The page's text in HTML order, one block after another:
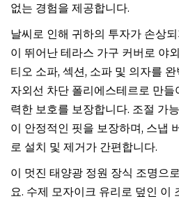
없는 경험을 제공합니다.
날씨로 인해 귀하의 투자가 손상
이 뛰어난 테라스 가구 커버로 야
티오 소파, 섹션, 소파 및 의자를
자외선 차단 폴리에스테르로 만
력한 보호를 보장합니다. 조절 가
이 안정적인 핏을 보장하며, 스냅
로 설치 및 제거가 간편합니다.
이 멋진 태양광 정원 장식 조명으
요. 수제 모자이크 유리로 덮인 이